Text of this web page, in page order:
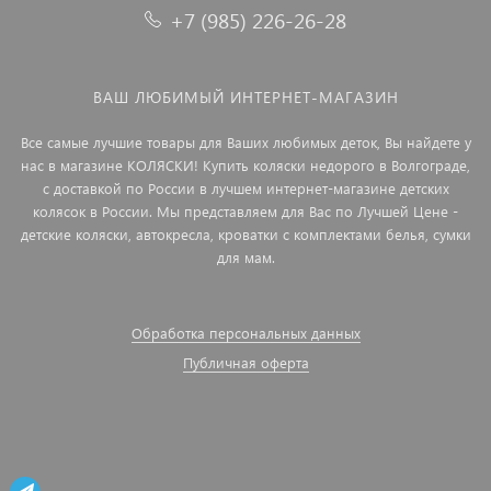
+7 (985) 226-26-28
ВАШ ЛЮБИМЫЙ ИНТЕРНЕТ-МАГАЗИН
Все самые лучшие товары для Ваших любимых деток, Вы найдете у
нас в магазине КОЛЯСКИ! Купить коляски недорого в Волгограде,
с доставкой по России в лучшем интернет-магазине детских
колясок в России. Мы представляем для Вас по Лучшей Цене -
детские коляски, автокресла, кроватки с комплектами белья, сумки
для мам.
Обработка персональных данных
Публичная оферта